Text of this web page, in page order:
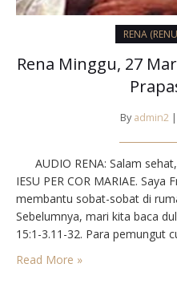
RENA
Rena Minggu, 27
By admin2 |
AUDIO RENA: Salam
IESU PER COR MARIAE.
membantu sobat-sobat di
Sebelumnya, mari kita baca
15:1-3.11-32. Para pemungut
biasanya datang kepada
Maka bersungut-sungutlah
Read More »